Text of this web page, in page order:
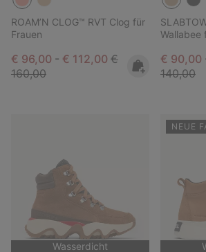
ROAM’N CLOG™ RVT Clog für
Frauen
Minimum sale price:
€ 96,00 - Maximum sale price:
€ 112,00 Regular price:
€
160,00
Wallabee
€ 90,00
140,00
Wasserdicht
NEUE